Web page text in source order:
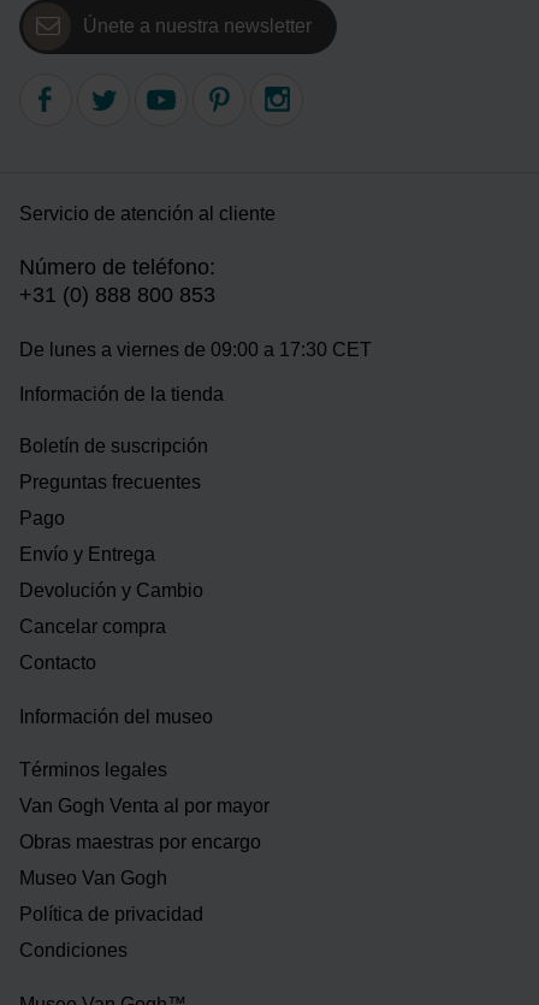
Únete a nuestra newsletter
Servicio de atención al cliente
Número de teléfono:
+31 (0) 888 800 853
De lunes a viernes de 09:00 a 17:30 CET
Información de la tienda
Boletín de suscripción
Preguntas frecuentes
Pago
Envío y Entrega
Devolución y Cambio
Cancelar compra
Contacto
Información del museo
Términos legales
Van Gogh Venta al por mayor
Obras maestras por encargo
Museo Van Gogh
Política de privacidad
Condiciones